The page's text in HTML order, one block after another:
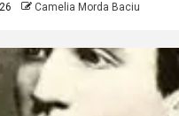
Camelia Morda Baciu